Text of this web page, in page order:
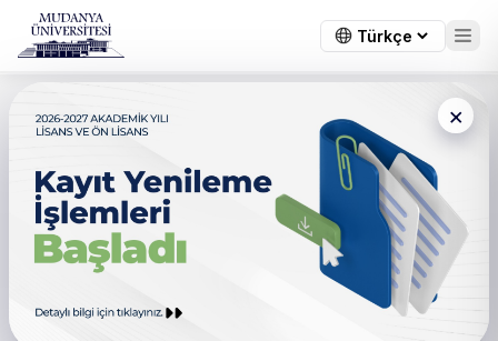
×
Ana Sayfa /Kariyer/İşletmede Mesleki Eğitim
İşletmede Mesleki Eğitim
İşletmede Mesleki Eğitim, öğrencilerimizin teorik
bilgilerini gerçek iş ortamında uygulamaya
dönüştürmelerini, mesleki bilgi ve becerilerini